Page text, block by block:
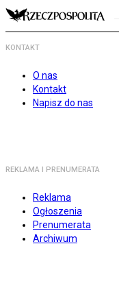
KONTAKT
O nas
Kontakt
Napisz do nas
REKLAMA I PRENUMERATA
Reklama
Ogłoszenia
Prenumerata
Archiwum